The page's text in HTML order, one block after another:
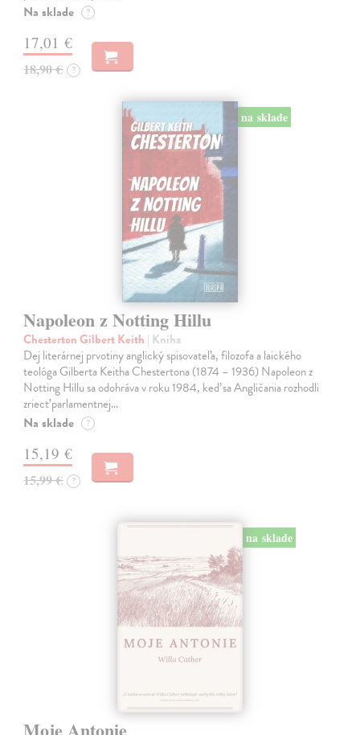
Na sklade ?
17,01 €
18,90 € ?
na sklade
Napoleon z Notting Hillu
Chesterton Gilbert Keith | Kniha
Dej literárnej prvotiny anglický spisovateľa, filozofa a laického
teológa Gilberta Keitha Chestertona (1874 – 1936) Napoleon z
Notting Hillu sa odohráva v roku 1984, keď sa Angličania rozhodli
zriecť parlamentnej…
Na sklade ?
15,19 €
15,99 € ?
na sklade